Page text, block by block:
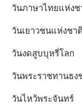
วันภาษาไทยแห่งช
วันเยาวชนแห่งชาติ
วันงดสูบบุหรี่โลก
วันพระราชทานธง
วันไหว้พระจันทร์​